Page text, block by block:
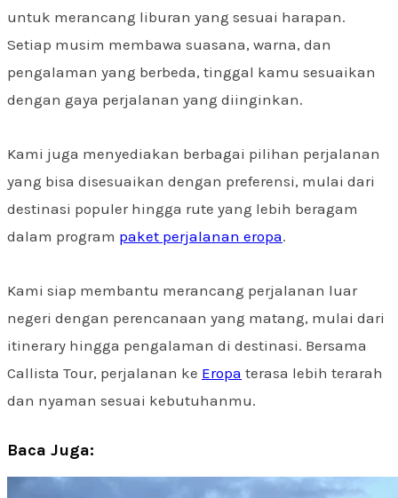
untuk merancang liburan yang sesuai harapan.
Setiap musim membawa suasana, warna, dan
pengalaman yang berbeda, tinggal kamu sesuaikan
dengan gaya perjalanan yang diinginkan.
Kami juga menyediakan berbagai pilihan perjalanan
yang bisa disesuaikan dengan preferensi, mulai dari
destinasi populer hingga rute yang lebih beragam
dalam program paket perjalanan eropa.
Kami siap membantu merancang perjalanan luar
negeri dengan perencanaan yang matang, mulai dari
itinerary hingga pengalaman di destinasi. Bersama
Callista Tour, perjalanan ke Eropa terasa lebih terarah
dan nyaman sesuai kebutuhanmu.
Baca Juga: